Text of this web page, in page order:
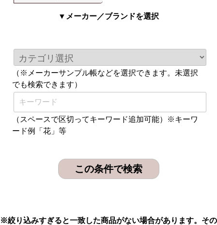
▼メーカー／ブランドを選択
（※メーカーサンプル帳などを選択できます。未選択
でも検索できます）
（スペースで区切ってキーワード追加可能）※キーワ
ード例「花」等
※絞り込みすぎると一致した商品がない場合があります。その